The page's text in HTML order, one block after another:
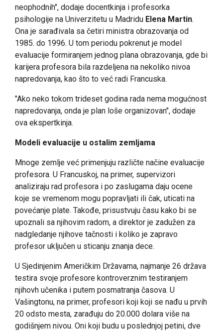
neophodnih", dodaje docentkinja i profesorka
psihologije na Univerzitetu u Madridu Elena Martin.
Ona je sarađivala sa četiri ministra obrazovanja od
1985. do 1996. U tom periodu pokrenut je model
evaluacije formiranjem jednog plana obrazovanja, gde bi
karijera profesora bila razdeljena na nekoliko nivoa
napredovanja, kao što to već radi Francuska.
"Ako neko tokom trideset godina rada nema mogućnost
napredovanja, onda je plan loše organizovan", dodaje
ova ekspertkinja.
Modeli evaluacije u ostalim zemljama
Mnoge zemlje već primenjuju različte načine evaluacije
profesora. U Francuskoj, na primer, supervizori
analiziraju rad profesora i po zaslugama daju ocene
koje se vremenom mogu popravljati ili čak, uticati na
povećanje plate. Takođe, prisustvuju času kako bi se
upoznali sa njihovim radom, a direktor je zadužen za
nadgledanje njihove tačnosti i koliko je zapravo
profesor uključen u sticanju znanja dece.
U Sjedinjenim Američkim Državama, najmanje 26 država
testira svoje profesore kontroverznim testiranjem
njihovh učenika i putem posmatranja časova. U
Vašingtonu, na primer, profesori koji koji se nađu u prvih
20 odsto mesta, zarađuju do 20.000 dolara više na
godišnjem nivou. Oni koji budu u poslednjoj petini, dve